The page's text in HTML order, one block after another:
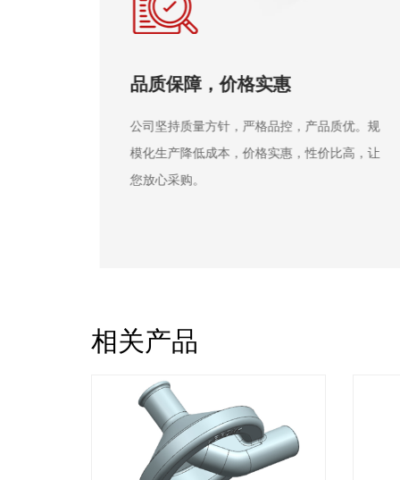
源头厂家，实力雄厚
河南富景达橡塑有限公司，集科研生产经营一
体。占地2万平，厂房5千平，6大车间，设备
68台套，固定资产6000万，生产能力强大，是
相关产品